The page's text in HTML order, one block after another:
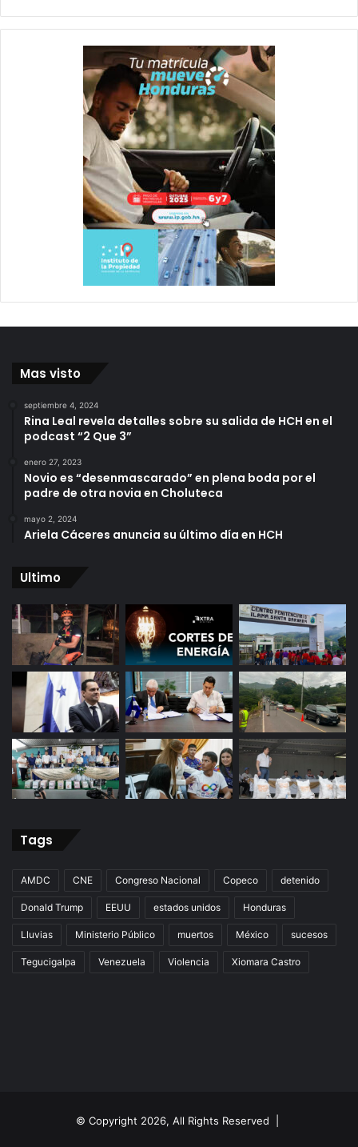
Mas visto
septiembre 4, 2024
Rina Leal revela detalles sobre su salida de HCH en el
podcast “2 Que 3”
enero 27, 2023
Novio es “desenmascarado” en plena boda por el
padre de otra novia en Choluteca
mayo 2, 2024
Ariela Cáceres anuncia su último día en HCH
Ultimo
Tags
AMDC CNE Congreso Nacional Copeco detenido
Donald Trump EEUU estados unidos Honduras
Lluvias Ministerio Público muertos México sucesos
Tegucigalpa Venezuela Violencia Xiomara Castro
© Copyright 2026, All Rights Reserved |